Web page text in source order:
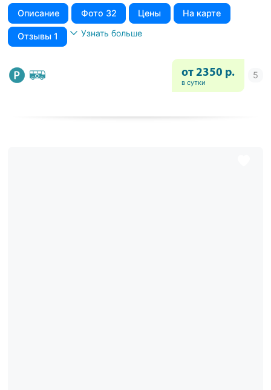
Описание Фото 32 Цены На карте
Отзывы 1 Узнать больше
от 2350 р.
в сутки